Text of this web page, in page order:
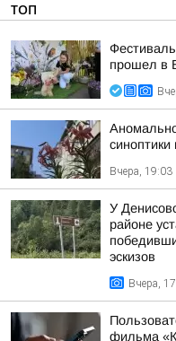
ТОП
прошел в
Вчера, 19:03
У
районе
эскизов
Вчера,
фильма